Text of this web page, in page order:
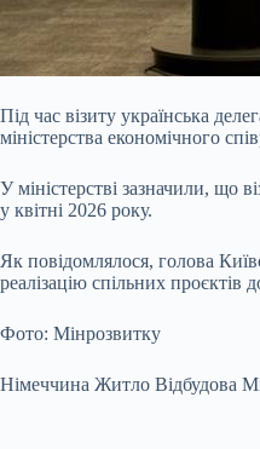
Під час візиту українська
міністерства економічного
У міністерстві зазначили, що
у квітні 2026 року.
Як повідомлялося, голова
реалізацію спільних проєктів
Фото: Мінрозвитку
Німеччина Житло Відбудова